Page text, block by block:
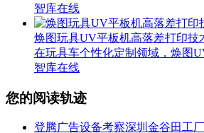
智库在线
焕图玩具UV平板机高落差打印技
在玩具车个性化定制领域，焕图
智库在线
您的阅读轨迹
登腾广告设备考察深圳金谷田工